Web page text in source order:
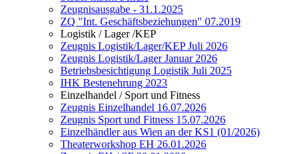
Zeugnisausgabe - 31.1.2025
ZQ "Int. Geschäftsbeziehungen" 07.2019
Logistik / Lager /KEP
Zeugnis Logistik/Lager/KEP Juli 2026
Zeugnis Logistik/Lager Januar 2026
Betriebsbesichtigung Logistik Juli 2025
IHK Bestenehrung 2023
Einzelhandel / Sport und Fitness
Zeugnis Einzelhandel 16.07.2026
Zeugnis Sport und Fitness 15.07.2026
Einzelhändler aus Wien an der KS1 (01/2026)
Theaterworkshop EH 26.01.2026